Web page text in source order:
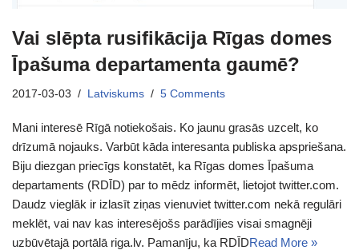
Vai slēpta rusifikācija Rīgas domes
Īpašuma departamenta gaumē?
2017-03-03 Latviskums 5 Comments
Mani interesē Rīgā notiekošais. Ko jaunu grasās uzcelt, ko
drīzumā nojauks. Varbūt kāda interesanta publiska apspriešana.
Biju diezgan priecīgs konstatēt, ka Rīgas domes Īpašuma
departaments (RDĪD) par to mēdz informēt, lietojot twitter.com.
Daudz vieglāk ir izlasīt ziņas vienuviet twitter.com nekā regulāri
meklēt, vai nav kas interesējošs parādījies visai smagnēji
uzbūvētajā portālā riga.lv. Pamanīju, ka RDĪDRead More »